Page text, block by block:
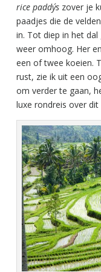
rice paddy´szover je
paadjes die de
in. Tot diep in het
weer omhoog. Her
een of twee koeien.
rust, zie ik uit een
om verder te gaan,
luxe rondreis over